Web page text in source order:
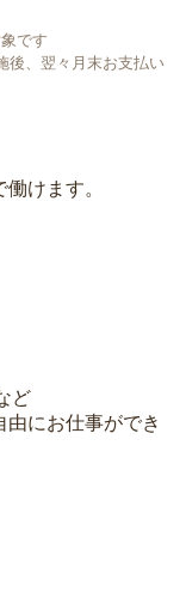
です
後、翌々月末お支払い
けます。
ど
にお仕事ができ